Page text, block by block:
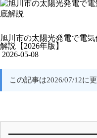
旭川市の太陽光発電で電
解説【2026年版】
2026-05-08
この記事は2026/07/12に